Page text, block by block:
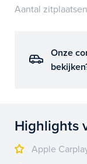
Aantal zitplaatsen
Onze
Highlights
Apple